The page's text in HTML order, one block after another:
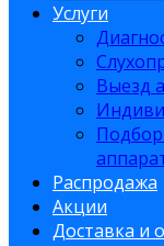
Услуги
Выезд
Подбор
Распродажа
Акции
Доставка и